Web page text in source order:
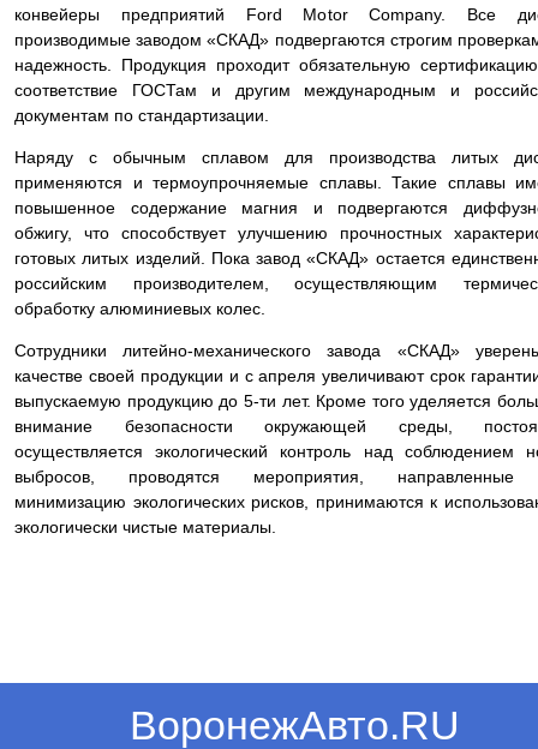
конвейеры предприятий Ford Motor Company. Все
производимые заводом «СКАД» подвергаются строгим
надежность. Продукция проходит обязательную
соответствие ГОСТам и другим международным и
документам по стандартизации.
Наряду с обычным сплавом для производства литых
применяются и термоупрочняемые сплавы. Такие сплавы
повышенное содержание магния и подвергаются
обжигу, что способствует улучшению прочностных
готовых литых изделий. Пока завод «СКАД» остается
российским производителем, осуществляющим
обработку алюминиевых колес.
Сотрудники литейно-механического завода «СКАД»
качестве своей продукции и с апреля увеличивают срок
выпускаемую продукцию до 5-ти лет. Кроме того уделяется
внимание безопасности окружающей среды,
осуществляется экологический контроль над соблюдением
выбросов, проводятся мероприятия,
минимизацию экологических рисков, принимаются к
экологически чистые материалы.
ВоронежАвто.RU